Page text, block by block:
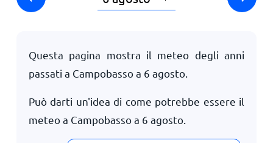
Questa pagina mostra il meteo degli anni
passati a Campobasso a 6 agosto.
Può darti un'idea di come potrebbe essere il
meteo a Campobasso a 6 agosto.